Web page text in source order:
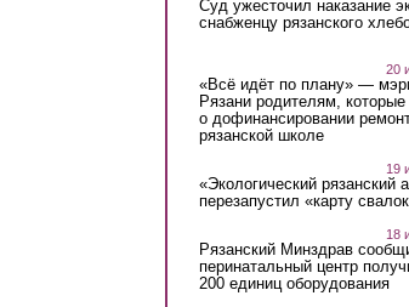
Суд ужесточил наказание
снабженцу рязанского
20
«Всё идёт по плану» —
Рязани родителям,
о дофинансировании
рязанской школе
19
«Экологический рязанский
перезапустил «карту
18
Рязанский Минздрав
перинатальный центр
200 единиц оборудования